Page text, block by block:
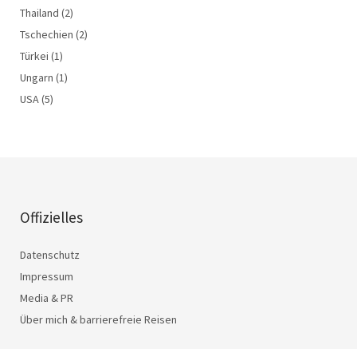
Thailand (2)
Tschechien (2)
Türkei (1)
Ungarn (1)
USA(5)
Offizielles
Datenschutz
Impressum
Media & PR
Über mich & barrierefreie Reisen